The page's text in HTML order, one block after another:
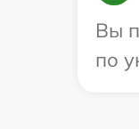
Вы
по